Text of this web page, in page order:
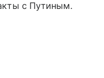
с Путиным.